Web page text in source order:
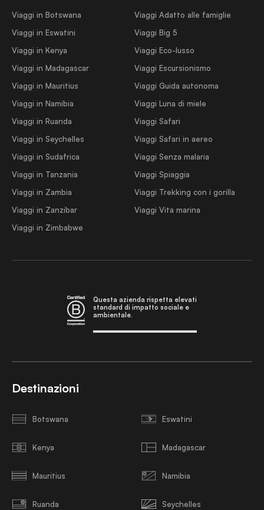
Viaggi in Botswana
Viaggi in Eswatini
Viaggi in Kenya
Viaggi in Madagascar
Viaggi in Mauritius
Viaggi in Namibia
Viaggi in Ruanda
Viaggi in Seychelles
Viaggi in Sudafrica
Viaggi in Tanzania
Viaggi in Zambia
Viaggi in Zanzibar
Viaggi in Zimbabwe
Viaggi Adatto alle famiglie
Viaggi Big 5
Viaggi Eco-lusso
Viaggi Escursionismo
Viaggi Guida autonoma
Viaggi Luna di miele
Viaggi Safari
Viaggi Safari in aereo
Viaggi Senza malaria
Viaggi Spiaggia
Viaggi Trekking con i gorilla
Viaggi Vita marina
Questa azienda rispetta elevati
standard di impatto sociale e
ambientale.
Destinazioni
Botswana Eswatini
Kenya Madagascar
Mauritius Namibia
Ruanda Seychelles